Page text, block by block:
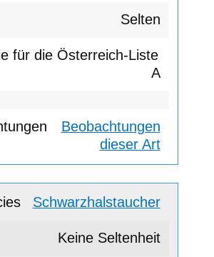
Selten
A
Beobachtungen
dieser Art
Schwarzhalstaucher
Keine Seltenheit